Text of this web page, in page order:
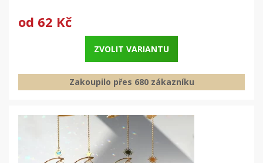
od 62 Kč
ZVOLIT VARIANTU
Zakoupilo přes 680 zákazníku